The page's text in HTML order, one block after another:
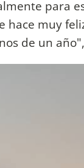
para
hace muy
de un